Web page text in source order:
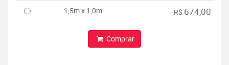
1,5m x 1,0m R$ 674,00
Comprar